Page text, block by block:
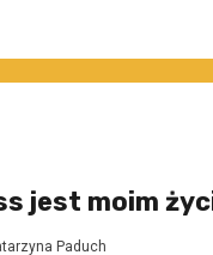
jest moim
Paduch